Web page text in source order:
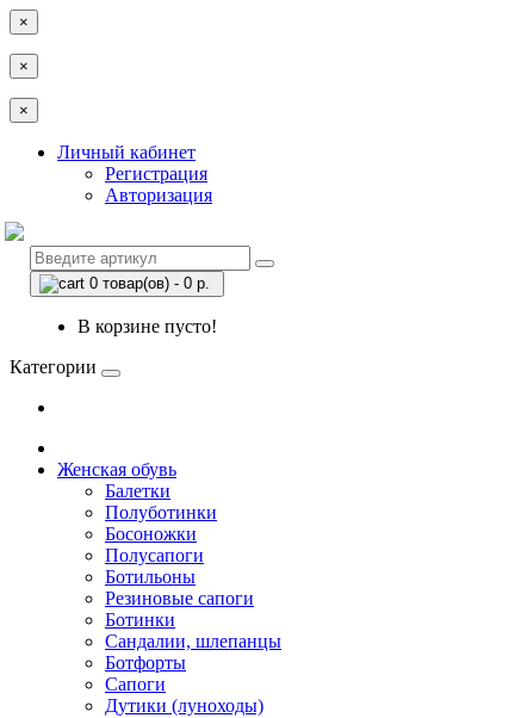
×
×
×
Личный кабинет
Регистрация
Авторизация
0 товар(ов) - 0 р.
В корзине пусто!
Категории
Женская обувь
Балетки
Полуботинки
Босоножки
Полусапоги
Ботильоны
Резиновые сапоги
Ботинки
Сандалии, шлепанцы
Ботфорты
Сапоги
Дутики (луноходы)